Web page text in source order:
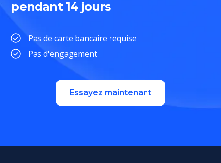
pendant 14 jours
Pas de carte bancaire requise
Pas d'engagement
Essayez maintenant